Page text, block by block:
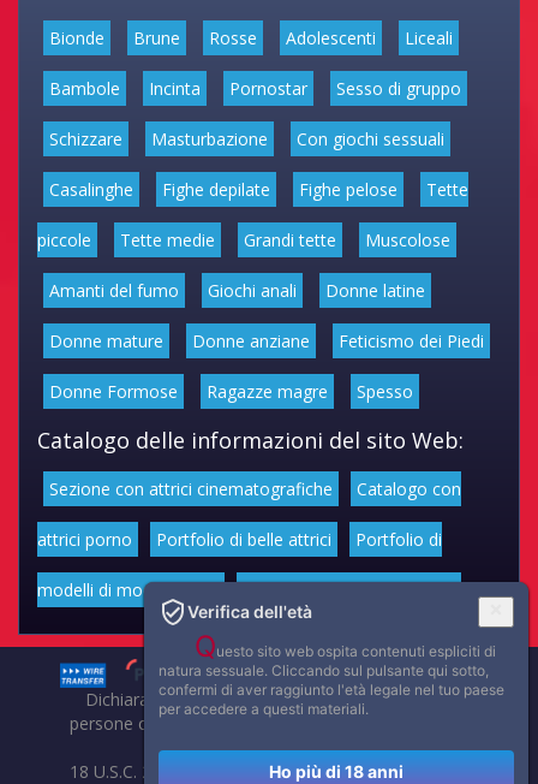
Bionde Brune Rosse Adolescenti Liceali
Bambole Incinta Pornostar Sesso di gruppo
Schizzare Masturbazione Con giochi sessuali
Casalinghe Fighe depilate Fighe pelose Tette
piccole Tette medie Grandi tette Muscolose
Amanti del fumo Giochi anali Donne latine
Donne mature Donne anziane Feticismo dei Piedi
Donne Formose Ragazze magre Spesso
Catalogo delle informazioni del sito Web:
Sezione con attrici cinematografiche Catalogo con
attrici porno Portfolio di belle attrici Portfolio di
modelli di moda volgari
Dichiarazione di non responsabilità: tutti i membri e le
persone che compaiono su questo sito hanno almeno 18
anni.
18 U.S.C. 2257 Record-Keeping Requirements Compliance
Verifica dell'età
Questo sito web ospita contenuti espliciti di
natura sessuale. Cliccando sul pulsante qui sotto,
confermi di aver raggiunto l'età legale nel tuo paese
per accedere a questi materiali.
Ho più di 18 anni